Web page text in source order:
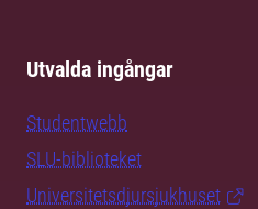
Utvalda ingångar
Studentwebb
SLU-biblioteket
Universitetsdjursjukhuset